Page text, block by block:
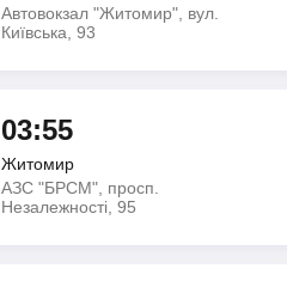
Автовокзал "Житомир", вул.
Київська, 93
03:55
Житомир
АЗС "БРСМ", просп.
Незалежності, 95